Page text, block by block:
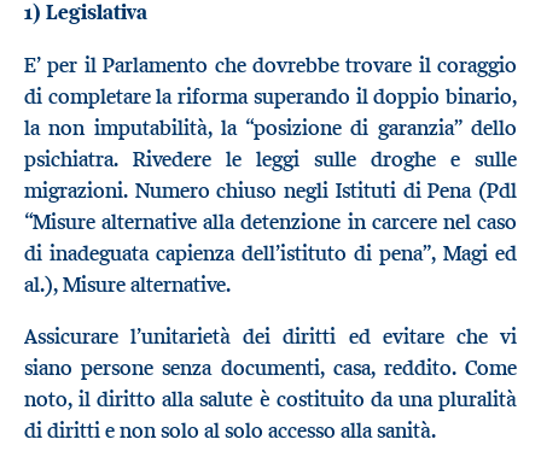
1) Legislativa
E’ per il Parlamento che dovrebbe trovare il coraggio
di completare la riforma superando il doppio binario,
la non imputabilità, la “posizione di garanzia” dello
psichiatra. Rivedere le leggi sulle droghe e sulle
migrazioni. Numero chiuso negli Istituti di Pena (Pdl
“Misure alternative alla detenzione in carcere nel caso
di inadeguata capienza dell’istituto di pena”, Magi ed
al.), Misure alternative.
Assicurare l’unitarietà dei diritti ed evitare che vi
siano persone senza documenti, casa, reddito. Come
noto, il diritto alla salute è costituito da una pluralità
di diritti e non solo al solo accesso alla sanità.